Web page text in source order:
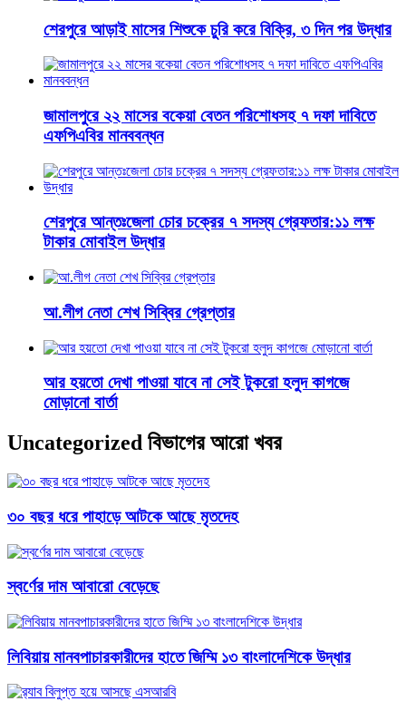
শেরপুরে আড়াই মাসের শিশুকে চুরি করে বিক্রি, ৩ দিন পর উদ্ধার
জামালপুরে ২২ মাসের বকেয়া বেতন পরিশোধসহ ৭ দফা দাবিতে
এফপিএবির মানববন্ধন
শেরপুরে আন্তঃজেলা চোর চক্রের ৭ সদস্য গ্রেফতার:১১ লক্ষ
টাকার মোবাইল উদ্ধার
আ.লীগ নেতা শেখ সিব্বির গ্রেপ্তার
আর হয়তো দেখা পাওয়া যাবে না সেই টুকরো হলুদ কাগজে
মোড়ানো বার্তা
Uncategorized বিভাগের আরো খবর
৩০ বছর ধরে পাহাড়ে আটকে আছে মৃতদেহ
স্বর্ণের দাম আবারো বেড়েছে
লিবিয়ায় মানবপাচারকারীদের হাতে জিম্মি ১৩ বাংলাদেশিকে উদ্ধার